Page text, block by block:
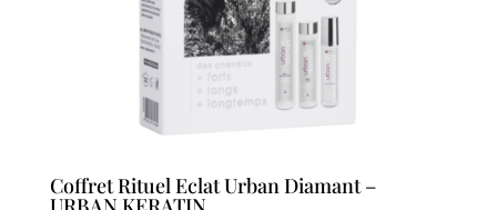
Coffret Rituel Eclat Urban Diamant –